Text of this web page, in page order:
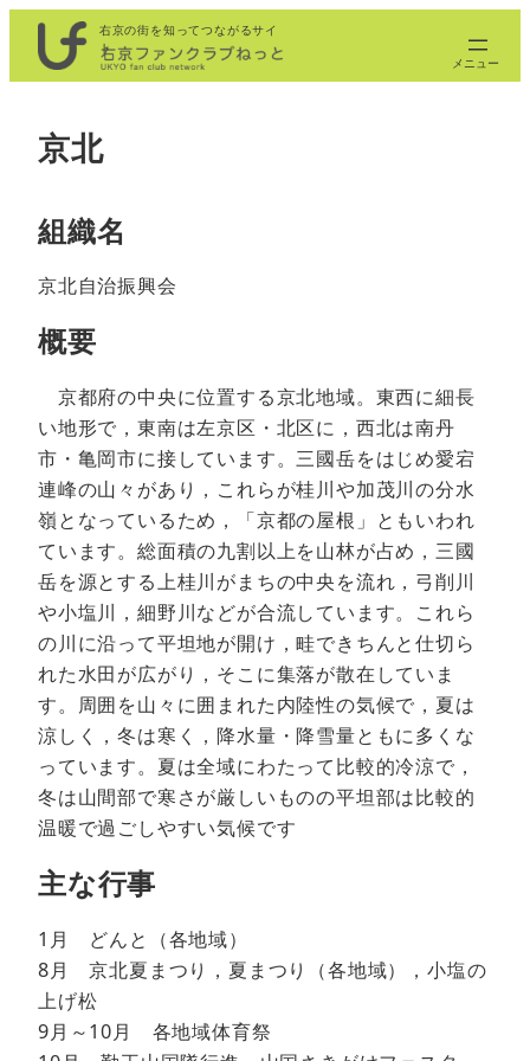
を
右京の街を知ってつながるサイ
ト
京北
組織名
京北自治振興会
概要
京都府の中央に位置する京北地域。東西に細長
い地形で，東南は左京区・北区に，西北は南丹
市・亀岡市に接しています。三國岳をはじめ愛宕
連峰の山々があり，これらが桂川や加茂川の分水
嶺となっているため，「京都の屋根」ともいわれ
ています。総面積の九割以上を山林が占め，三國
岳を源とする上桂川がまちの中央を流れ，弓削川
や小塩川，細野川などが合流しています。これら
の川に沿って平坦地が開け，畦できちんと仕切ら
れた水田が広がり，そこに集落が散在していま
す。周囲を山々に囲まれた内陸性の気候で，夏は
涼しく，冬は寒く，降水量・降雪量ともに多くな
っています。夏は全域にわたって比較的冷涼で，
冬は山間部で寒さが厳しいものの平坦部は比較的
温暖で過ごしやすい気候です
主な行事
1月 どんと（各地域）
8月 京北夏まつり，夏まつり（各地域），小塩の
上げ松
9月～10月 各地域体育祭